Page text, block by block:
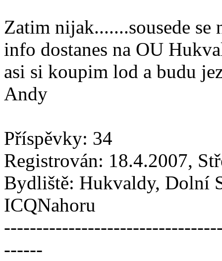
Zatim nijak.......sousede
info dostanes na OU
asi si koupim lod a budu
Andy
Příspěvky: 34
Registrován: 18.4.2007,
Bydliště: Hukvaldy, Dolní
ICQNahoru
------